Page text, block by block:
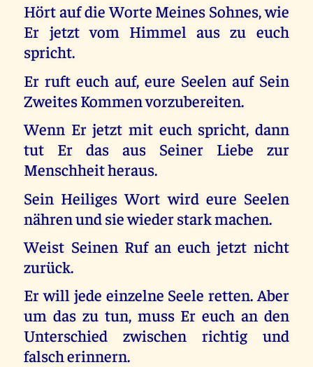
Hört auf die Worte Meines Sohnes, wie
Er jetzt vom Himmel aus zu euch
spricht.
Er ruft euch auf, eure Seelen auf Sein
Zweites Kommen vorzubereiten.
Wenn Er jetzt mit euch spricht, dann
tut Er das aus Seiner Liebe zur
Menschheit heraus.
Sein Heiliges Wort wird eure Seelen
nähren und sie wieder stark machen.
Weist Seinen Ruf an euch jetzt nicht
zurück.
Er will jede einzelne Seele retten. Aber
um das zu tun, muss Er euch an den
Unterschied zwischen richtig und
falsch erinnern.